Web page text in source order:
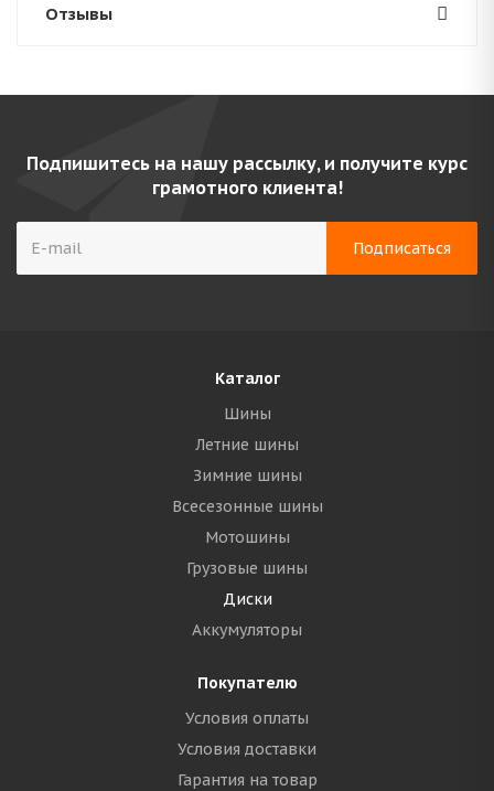
Отзывы
Подпишитесь на нашу рассылку, и получите курс
грамотного клиента!
Каталог
Шины
Летние шины
Зимние шины
Всесезонные шины
Мотошины
Грузовые шины
Диски
Аккумуляторы
Покупателю
Условия оплаты
Условия доставки
Гарантия на товар